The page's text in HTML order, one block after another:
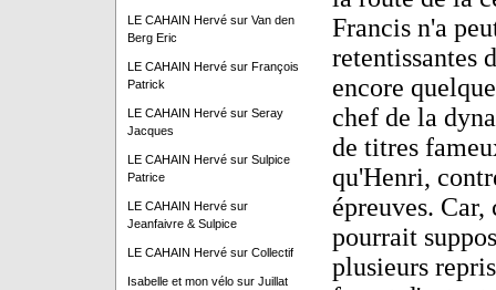
LE CAHAIN Hervésur Van den
Berg Eric
LE CAHAIN Hervésur François
Patrick
LE CAHAIN Hervésur Seray
Jacques
LE CAHAIN Hervésur Sulpice
Patrice
LE CAHAIN Hervésur
Jeanfaivre & Sulpice
LE CAHAIN Hervésur Collectif
Isabelle et mon vélosur Juillat
Francis n'a
retentissantes
encore
chef de la
de titres
qu'Henri,
épreuves.
pourrait
plusieurs